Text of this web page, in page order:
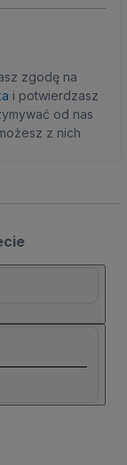
zgodę na
i potwierdzasz
od nas
z nich